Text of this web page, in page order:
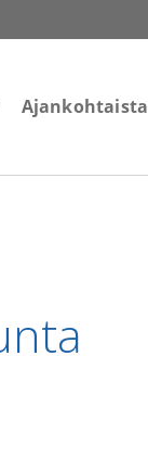
Ajankohtaista